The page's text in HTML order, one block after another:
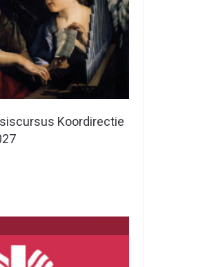
Koordirectie